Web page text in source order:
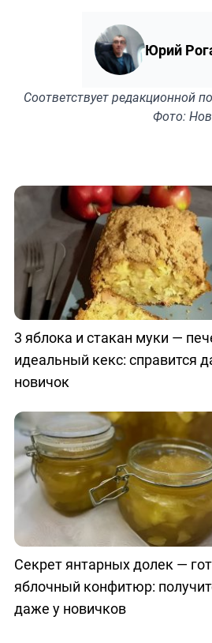
Юрий
Соответствуетредакционной
Фото:
3 яблока и стакан муки —
идеальный кекс: справится
новичок
Секрет янтарных долек —
яблочный конфитюр:
даже у новичков